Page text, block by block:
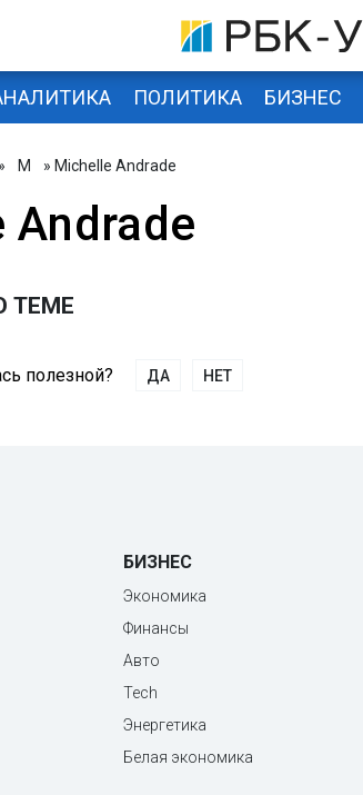
ПОЛИТИКА БИЗНЕС
» M » Michelle Andrade
Andrade
ТЕМЕ
полезной? ДА НЕТ
БИЗНЕС
Экономика
Финансы
Авто
Tech
Энергетика
Белая экономика